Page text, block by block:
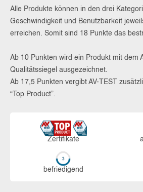
Alle Produkte können in den drei
Geschwindigkeit und Benutzbarkeit
erreichen. Somit sind 18 Punkte das
Ab 10 Punkten wird ein Produkt mit dem
Qualitätssiegel ausgezeichnet.
Ab 17,5 Punkten vergibt AV-TEST
“Top Product”.
Zerti­fikate
be­frie­di­gend